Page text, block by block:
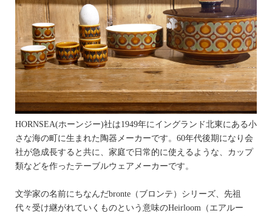
HORNSEA(ホーンジー)社は1949年にイングランド北東にある小
さな海の町に生まれた陶器メーカーです。60年代後期になり会
社が急成長すると共に、家庭で日常的に使えるような、カップ
類などを作ったテーブルウェアメーカーです。
文学家の名前にちなんだbronte（ブロンテ）シリーズ、先祖
代々受け継がれていくものという意味のHeirloom（エアルー